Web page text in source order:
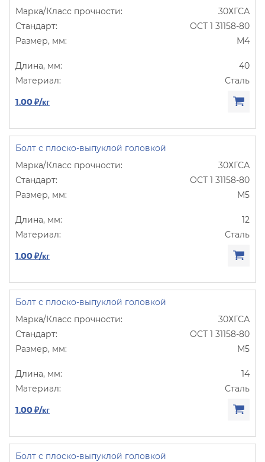
30ХГСА
ОСТ 1 31158-80
М4
40
Сталь
1.00 ₽/кг
Болт с плоско-выпуклой головкой
30ХГСА
ОСТ 1 31158-80
М5
12
Сталь
1.00 ₽/кг
Болт с плоско-выпуклой головкой
30ХГСА
ОСТ 1 31158-80
М5
14
Сталь
1.00 ₽/кг
Болт с плоско-выпуклой головкой